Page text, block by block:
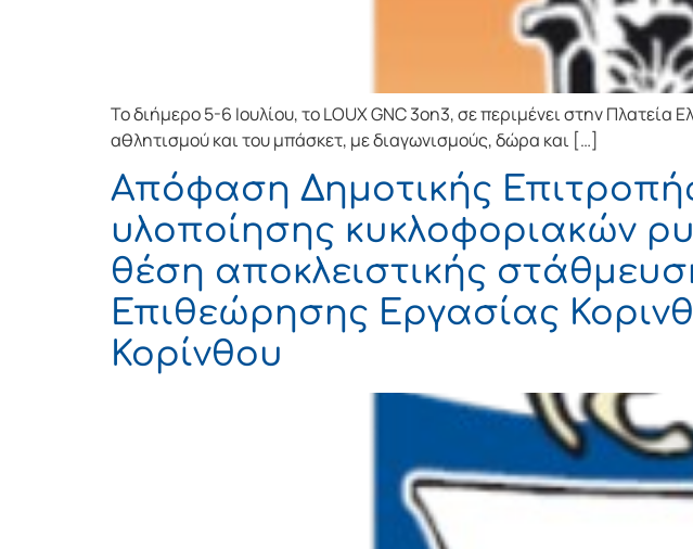
Το διήμερο 5-6 Ιουλίου, το LOUX GNC 3on3, σε περιμένει στην
αθλητισμού και του μπάσκετ, με διαγωνισμούς, δώρα και […]
Απόφαση Δημοτικής
υλοποίησης κυκλοφοριακών
θέση αποκλειστικής
Επιθεώρησης Εργασίας
Κορίνθου